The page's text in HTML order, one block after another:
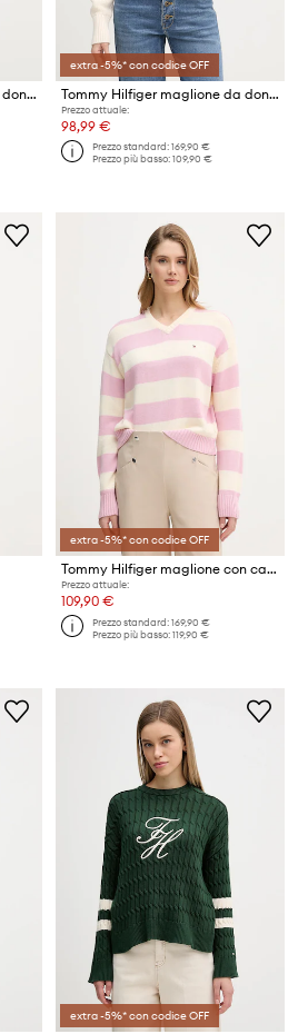
Tommy Hilfiger maglione da donna in cotone
extra -5%* con codice OFF
Tommy Hilfiger maglione da donna in cotone
Prezzo attuale:
98,99 €
Prezzo standard:169,90 €
Prezzo più basso:109,90 €
extra -5%* con codice OFF
Tommy Hilfiger maglione con cashmere
Prezzo attuale:
109,90 €
Prezzo standard:169,90 €
Prezzo più basso:119,90 €
extra -5%* con codice OFF